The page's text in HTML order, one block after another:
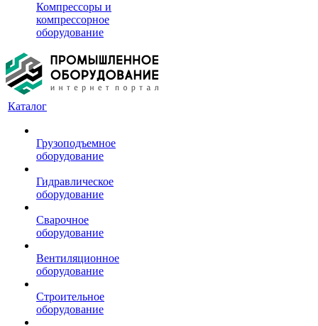
Компрессоры и
компрессорное
оборудование
Каталог
Грузоподъемное
оборудование
Гидравлическое
оборудование
Сварочное
оборудование
Вентиляционное
оборудование
Строительное
оборудование